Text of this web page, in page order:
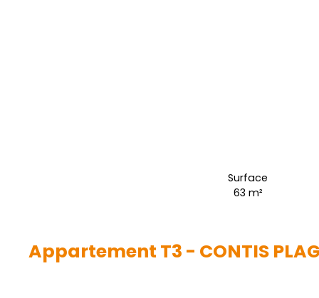
Surface
63 m²
Appartement T3 - CONTIS